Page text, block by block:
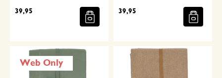
39,95 39,95
Web Only